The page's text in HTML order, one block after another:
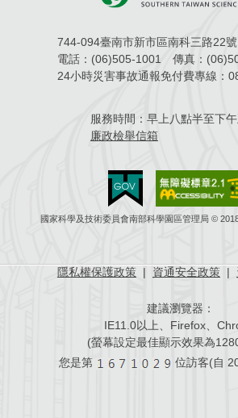
744-094臺南市新市區南科三路22號
電話： (06)505-1001 傳真：
24小時災害事故通報免付費專線：
服務時間： 早上八點半至下
廉政檢舉信箱
國家科學及技術委員會南部科學園區管理局 ©
隱私權保護政策 | 資通安全政策 |
建議瀏覽器：
IE11.0以上、Firefox、
(螢幕設定最佳顯示效果為
您是第
位訪客(自